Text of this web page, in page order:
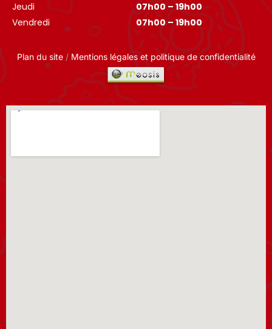
Jeudi
Vendredi
07h00 – 19h00
07h00 – 19h00
Plan du site/Mentions légales et politique de confidentialité